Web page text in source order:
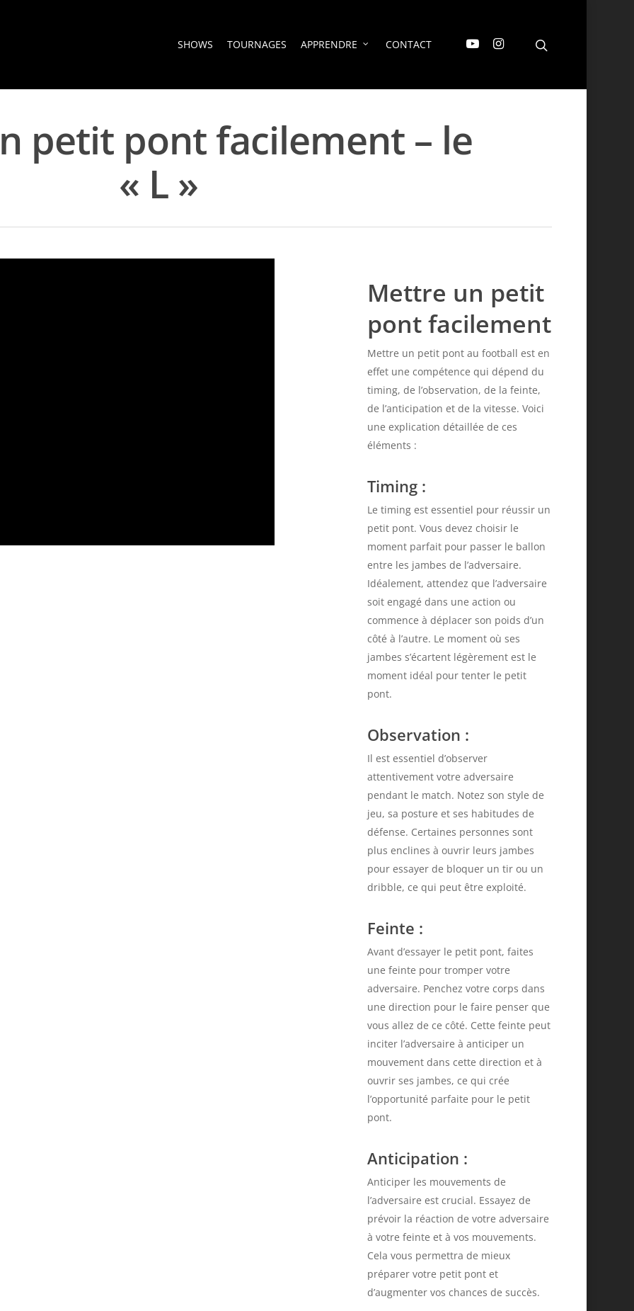
SHOWS TOURNAGES APPRENDRE CONTACT
petit pont facilement – le
« L »
Mettre un petit
pont facilement
Mettre un petit pont au football est en
effet une compétence qui dépend du
timing, de l’observation, de la feinte,
de l’anticipation et de la vitesse. Voici
une explication détaillée de ces
éléments :
Timing:
Le timing est essentiel pour réussir un
petit pont. Vous devez choisir le
moment parfait pour passer le ballon
entre les jambes de l’adversaire.
Idéalement, attendez que l’adversaire
soit engagé dans une action ou
commence à déplacer son poids d’un
côté à l’autre. Le moment où ses
jambes s’écartent légèrement est le
moment idéal pour tenter le petit
pont.
Observation :
Il est essentiel d’observer
attentivement votre adversaire
pendant le match. Notez son style de
jeu, sa posture et ses habitudes de
défense. Certaines personnes sont
plus enclines à ouvrir leurs jambes
pour essayer de bloquer un tir ou un
dribble, ce qui peut être exploité.
Feinte :
Avant d’essayer le petit pont, faites
une feinte pour tromper votre
adversaire. Penchez votre corps dans
une direction pour le faire penser que
vous allez de ce côté. Cette feinte peut
inciter l’adversaire à anticiper un
mouvement dans cette direction et à
ouvrir ses jambes, ce qui crée
l’opportunité parfaite pour le petit
pont.
Anticipation :
Anticiper les mouvements de
l’adversaire est crucial. Essayez de
prévoir la réaction de votre adversaire
à votre feinte et à vos mouvements.
Cela vous permettra de mieux
préparer votre petit pont et
d’augmenter vos chances de succès.